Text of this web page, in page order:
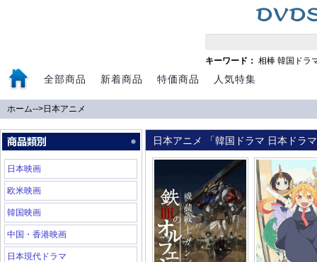
キーワード： 相棒 韓国ドラ
全部商品 新着商品 特価商品 人気特集
ホーム-->日本アニメ
日本映画
欧米映画
韓国映画
中国・香港映画
日本現代ドラマ
日本アニメ 「韓国ドラマ 日本ドラ